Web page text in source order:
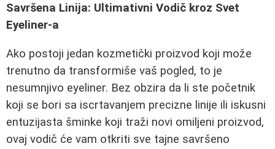
Savršena Linija: Ultimativni Vodič kroz Svet
Eyeliner-a
Ako postoji jedan kozmetički proizvod koji može
trenutno da transformiše vaš pogled, to je
nesumnjivo eyeliner. Bez obzira da li ste početnik
koji se bori sa iscrtavanjem precizne linije ili iskusni
entuzijasta šminke koji traži novi omiljeni proizvod,
ovaj vodič će vam otkriti sve tajne savršeno